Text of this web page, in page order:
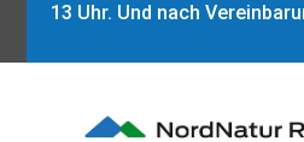
13 Uhr. Und nach